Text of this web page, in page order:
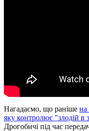
Нагадаємо, що раніше на
яку контролює "злодій в
Дрогобичі під час